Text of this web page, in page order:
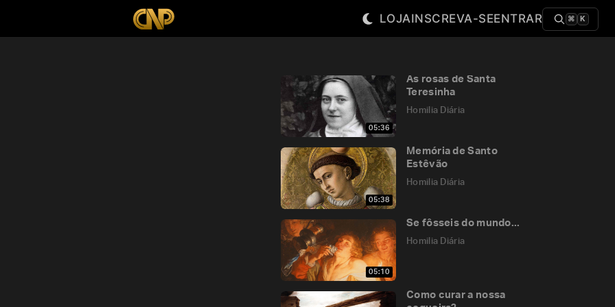
LOJAINSCREVA-SEENTRAR ⌘ K
05:36
As rosas de Santa
Teresinha
Homilia Diária
05:38
Memória de Santo
Estêvão
Homilia Diária
05:10
Se fôsseis do mundo...
Homilia Diária
Como curar a nossa